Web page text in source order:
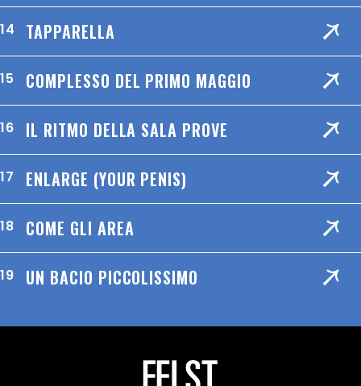
14 TAPPARELLA
15 COMPLESSO DEL PRIMO MAGGIO
16 IL RITMO DELLA SALA PROVE
17 ENLARGE (YOUR PENIS)
18 COME GLI AREA
19 UN BACIO PICCOLISSIMO